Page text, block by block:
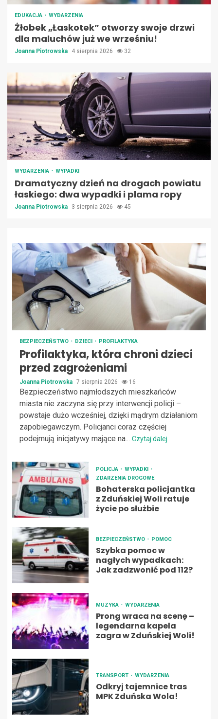
EDUKACJA WYDARZENIA
Żłobek „Łaskotek” otworzy swoje drzwi
dla maluchów już we wrześniu!
Joanna Piotrowska 4 sierpnia 2026 32
WYDARZENIA WYPADKI
Dramatyczny dzień na drogach powiatu
łaskiego: dwa wypadki i plama ropy
Joanna Piotrowska 3 sierpnia 2026 45
BEZPIECZEŃSTWO DZIECI PROFILAKTYKA
Profilaktyka, która chroni dzieci
przed zagrożeniami
Joanna Piotrowska 7 sierpnia 2026 16
Bezpieczeństwo najmłodszych mieszkańców
miasta nie zaczyna się przy interwencji policji –
powstaje dużo wcześniej, dzięki mądrym działaniom
zapobiegawczym. Policjanci coraz częściej
podejmują inicjatywy mające na... Czytaj dalej
POLICJA
WYPADKI
ZDARZENIA DROGOWE
Bohaterska policjantka
z Zduńskiej Woli ratuje
życie po służbie
BEZPIECZEŃSTWO POMOC
Szybka pomoc w
nagłych wypadkach:
Jak zadzwonić pod 112?
MUZYKA WYDARZENIA
Prong wraca na scenę –
legendarna kapela
zagra w Zduńskiej Woli!
TRANSPORT WYDARZENIA
Odkryj tajemnice tras
MPK Zduńska Wola!